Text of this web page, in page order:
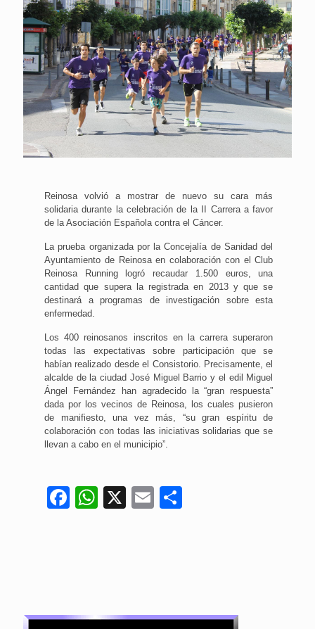
Reinosa volvió a mostrar de nuevo su cara más
solidaria durante la celebración de la II Carrera a favor
de la Asociación Española contra el Cáncer.
La prueba organizada por la Concejalía de Sanidad del
Ayuntamiento de Reinosa en colaboración con el Club
Reinosa Running logró recaudar 1.500 euros, una
cantidad que supera la registrada en 2013 y que se
destinará a programas de investigación sobre esta
enfermedad.
Los 400 reinosanos inscritos en la carrera superaron
todas las expectativas sobre participación que se
habían realizado desde el Consistorio. Precisamente, el
alcalde de la ciudad José Miguel Barrio y el edil Miguel
Ángel Fernández han agradecido la “gran respuesta”
dada por los vecinos de Reinosa, los cuales pusieron
de manifiesto, una vez más, “su gran espíritu de
colaboración con todas las iniciativas solidarias que se
llevan a cabo en el municipio”.
Facebook
WhatsApp
X Email